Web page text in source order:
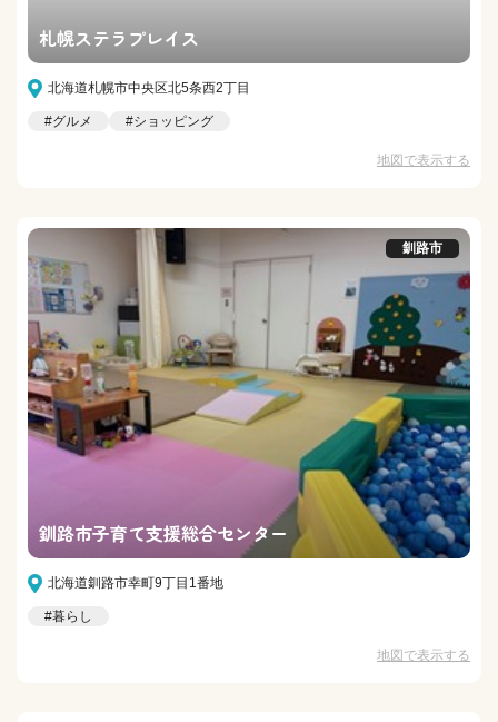
札幌ステラプレイス
北海道札幌市中央区北5条西2丁目
#グルメ #ショッピング
地図で表示する
釧路市
釧路市子育て支援総合センター
北海道釧路市幸町9丁目1番地
#暮らし
地図で表示する